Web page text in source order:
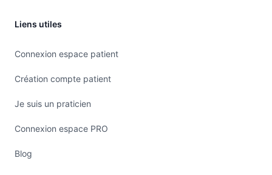
Liens utiles
Connexion espace patient
Création compte patient
Je suis un praticien
Connexion espace PRO
Blog